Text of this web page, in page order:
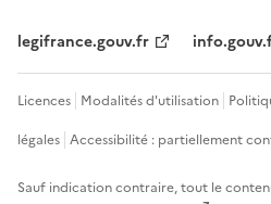
legifrance.gouv.fr
Licences Modalités d'utilisation
légales Accessibilité : partiellement
Sauf indication contraire, tout le